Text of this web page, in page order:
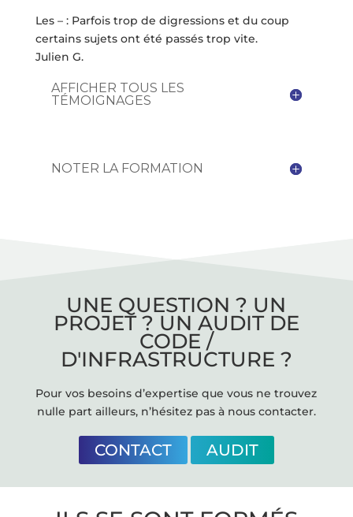
Les – : Parfois trop de digressions et du coup
certains sujets ont été passés trop vite.
Julien G.
AFFICHER TOUS LES
TÉMOIGNAGES
NOTER LA FORMATION
UNE QUESTION ? UN
PROJET ? UN AUDIT DE
CODE /
D'INFRASTRUCTURE ?
Pour vos besoins d’expertise que vous ne trouvez
nulle part ailleurs, n’hésitez pas à nous contacter.
CONTACT AUDIT